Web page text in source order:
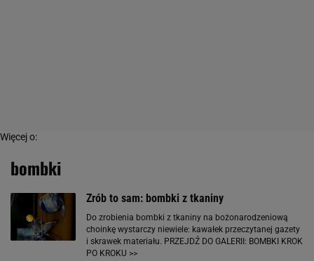
Więcej o:
bombki
Zrób to sam: bombki z tkaniny
Do zrobienia bombki z tkaniny na bożonarodzeniową
choinkę wystarczy niewiele: kawałek przeczytanej gazety
i skrawek materiału. PRZEJDŹ DO GALERII: BOMBKI KROK
PO KROKU >>